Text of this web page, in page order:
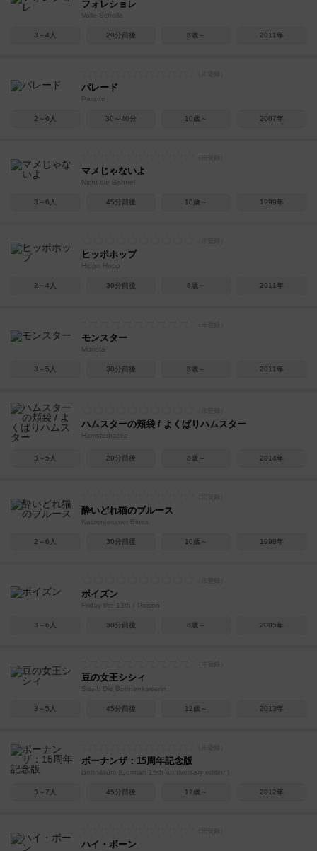
フォレショレ
Volle Scholle
3～4人 20分前後 8歳～ 2011年
パレード
Parade
2～6人 30～40分 10歳～ 2007年
マメじゃないよ
Nicht die Bohne!
3～6人 45分前後 10歳～ 1999年
ヒッポホップ
Hippo Hopp
2～4人 30分前後 8歳～ 2011年
モンスター
Monsta
3～5人 30分前後 8歳～ 2011年
ハムスターの頬袋 / よくばりハムスター
Hamsterbacke
3～5人 20分前後 8歳～ 2014年
酔いどれ猫のブルース
Katzenjammer Blues
2～6人 30分前後 10歳～ 1998年
ポイズン
Friday the 13th / Poison
3～6人 30分前後 8歳～ 2005年
豆の女王シシィ
Sissi!: Die Bohnenkaiserin
3～5人 45分前後 12歳～ 2013年
ボーナンザ：15周年記念版
Bohniläum (German 15th anniversary edition)
3～7人 45分前後 12歳～ 2012年
ハイ・ボーン